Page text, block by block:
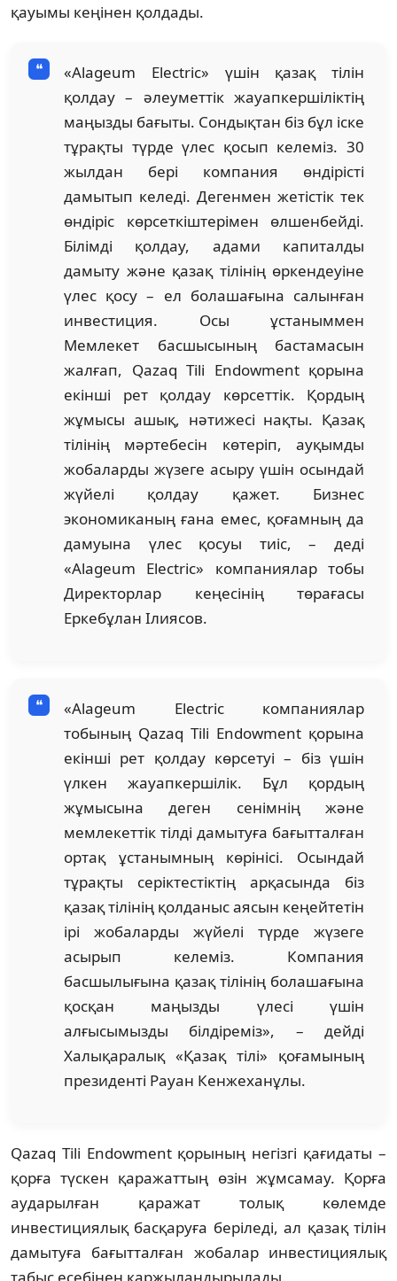
қауымы кеңінен қолдады.
«Alageum Electric» үшін қазақ тілін
қолдау – әлеуметтік жауапкершіліктің
маңызды бағыты. Сондықтан біз бұл іске
тұрақты түрде үлес қосып келеміз. 30
жылдан бері компания өндірісті
дамытып келеді. Дегенмен жетістік тек
өндіріс көрсеткіштерімен өлшенбейді.
Білімді қолдау, адами капиталды
дамыту және қазақ тілінің өркендеуіне
үлес қосу – ел болашағына салынған
инвестиция. Осы ұстаныммен
Мемлекет басшысының бастамасын
жалғап, Qazaq Tili Endowment қорына
екінші рет қолдау көрсеттік. Қордың
жұмысы ашық, нәтижесі нақты. Қазақ
тілінің мәртебесін көтеріп, ауқымды
жобаларды жүзеге асыру үшін осындай
жүйелі қолдау қажет. Бизнес
экономиканың ғана емес, қоғамның да
дамуына үлес қосуы тиіс, – деді
«Alageum Electric» компаниялар тобы
Директорлар кеңесінің төрағасы
Еркебұлан Ілиясов.
«Alageum Electric компаниялар
тобының Qazaq Tili Endowment қорына
екінші рет қолдау көрсетуі – біз үшін
үлкен жауапкершілік. Бұл қордың
жұмысына деген сенімнің және
мемлекеттік тілді дамытуға бағытталған
ортақ ұстанымның көрінісі. Осындай
тұрақты серіктестіктің арқасында біз
қазақ тілінің қолданыс аясын кеңейтетін
ірі жобаларды жүйелі түрде жүзеге
асырып келеміз. Компания
басшылығына қазақ тілінің болашағына
қосқан маңызды үлесі үшін
алғысымызды білдіреміз», – дейді
Халықаралық «Қазақ тілі» қоғамының
президенті Рауан Кенжеханұлы.
Qazaq Tili Endowment қорының негізгі қағидаты –
қорға түскен қаражаттың өзін жұмсамау. Қорға
аударылған қаражат толық көлемде
инвестициялық басқаруға беріледі, ал қазақ тілін
дамытуға бағытталған жобалар инвестициялық
табыс есебінен қаржыландырылады.